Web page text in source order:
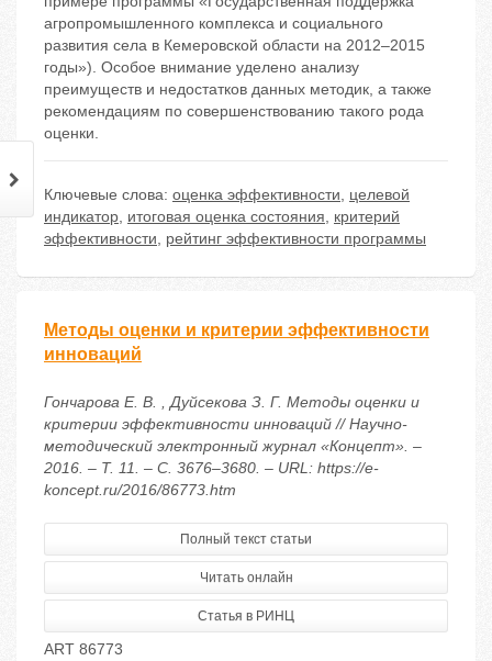
агропромышленного комплекса и социального
развития села в Кемеровской области на 2012–2015
годы»). Особое внимание уделено анализу
преимуществ и недостатков данных методик, а также
рекомендациям по совершенствованию такого рода
оценки.
Ключевые слова: оценка эффективности, целевой
индикатор, итоговая оценка состояния, критерий
эффективности, рейтинг эффективности программы
Методы оценки и критерии эффективности
инноваций
Гончарова Е. В. , Дуйсекова З. Г. Методы оценки и
критерии эффективности инноваций // Научно-
методический электронный журнал «Концепт». –
2016. – Т. 11. – С. 3676–3680. – URL: https://e-
koncept.ru/2016/86773.htm
Полный текст статьи
Читать онлайн
Статья в РИНЦ
ART 86773